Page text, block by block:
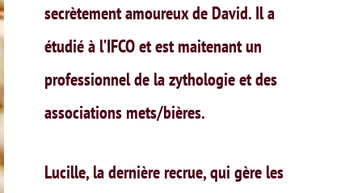
secrètement amoureux de David. Il a
étudié à l’IFCO et est maitenant un
professionnel de la zythologie et des
associations mets/bières.
Lucille, la dernière recrue, qui gère les